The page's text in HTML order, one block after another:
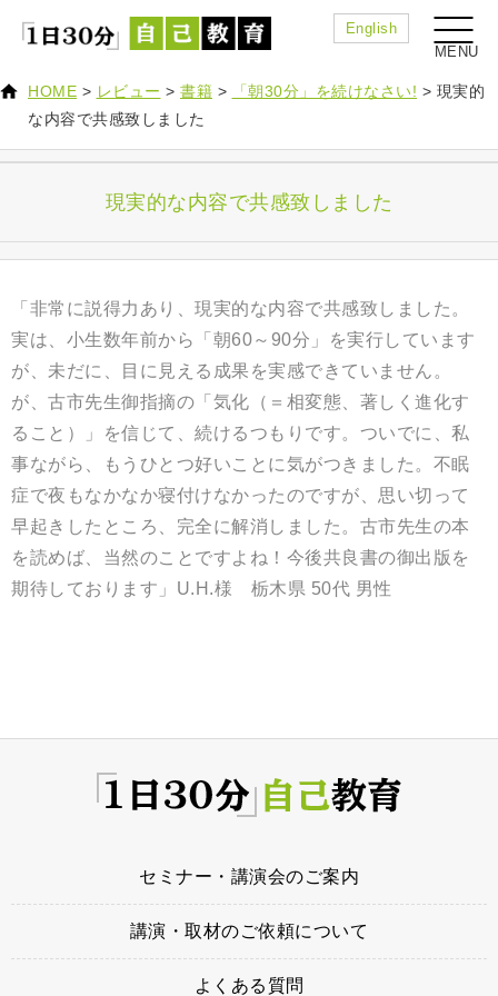
English
HOME > レビュー > 書籍 > 「朝30分」を続けなさい! > 現実的
な内容で共感致しました
現実的な内容で共感致しました
「非常に説得力あり、現実的な内容で共感致しました。
実は、小生数年前から「朝60～90分」を実行しています
が、未だに、目に見える成果を実感できていません。
が、古市先生御指摘の「気化（＝相変態、著しく進化す
ること）」を信じて、続けるつもりです。ついでに、私
事ながら、もうひとつ好いことに気がつきました。不眠
症で夜もなかなか寝付けなかったのですが、思い切って
早起きしたところ、完全に解消しました。古市先生の本
を読めば、当然のことですよね！今後共良書の御出版を
期待しております」U.H.様 栃木県 50代 男性
セミナー・講演会のご案内
講演・取材のご依頼について
よくある質問